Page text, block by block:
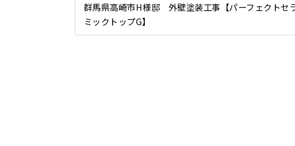
群馬県高崎市H様邸 外壁塗装工事【パーフェクトセ
ミックトップG】